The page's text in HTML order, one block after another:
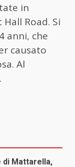
in
Road. Si
anni, che
causato
Al
di Mattarella,